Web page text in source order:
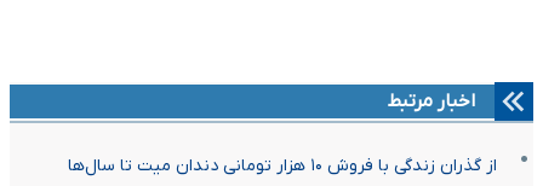
اخبار مرتبط
از گذران زندگی با فروش ۱۰ هزار تومانی دندان میت تا سال‌ها